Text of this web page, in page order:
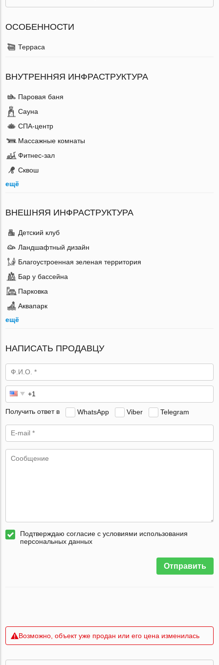
ОСОБЕННОСТИ
Терраса
ВНУТРЕННЯЯ ИНФРАСТРУКТУРА
Паровая баня
Сауна
СПА-центр
Массажные комнаты
Фитнес-зал
Сквош
ещё
ВНЕШНЯЯ ИНФРАСТРУКТУРА
Детский клуб
Ландшафтный дизайн
Благоустроенная зеленая территория
Бар у бассейна
Парковка
Аквапарк
ещё
НАПИСАТЬ ПРОДАВЦУ
Получить ответ в WhatsApp Viber Telegram
Подтверждаю согласие с условиями использования
персональных данных
Отправить
Возможно, объект уже продан или его цена изменилась